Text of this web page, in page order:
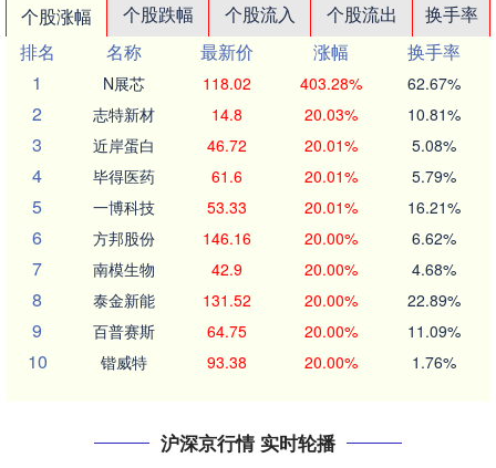
个股涨幅 个股跌幅 个股流入 个股流出
换手率
排名
名称 最新价 涨幅
换手率
1
N展芯 118.02 403.28% 62.67%
2 志特新材 14.8 20.03% 10.81%
3 近岸蛋白 46.72 20.01% 5.08%
4 毕得医药 61.6 20.01% 5.79%
5 一博科技 53.33 20.01% 16.21%
6 方邦股份 146.16 20.00% 6.62%
7 南模生物 42.9 20.00% 4.68%
8 泰金新能 131.52 20.00% 22.89%
9 百普赛斯 64.75 20.00% 11.09%
10 锴威特 93.38 20.00% 1.76%
沪深京行情 实时轮播